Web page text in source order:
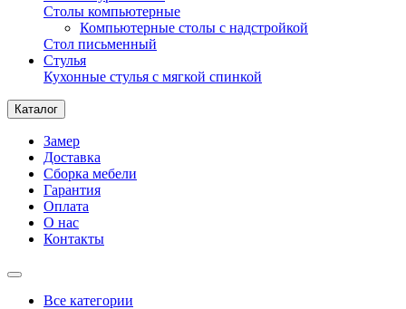
Столы компьютерные
Компьютерные столы с надстройкой
Стол письменный
Стулья
Кухонные стулья с мягкой спинкой
Каталог
Замер
Доставка
Сборка мебели
Гарантия
Оплата
О нас
Контакты
Все категории